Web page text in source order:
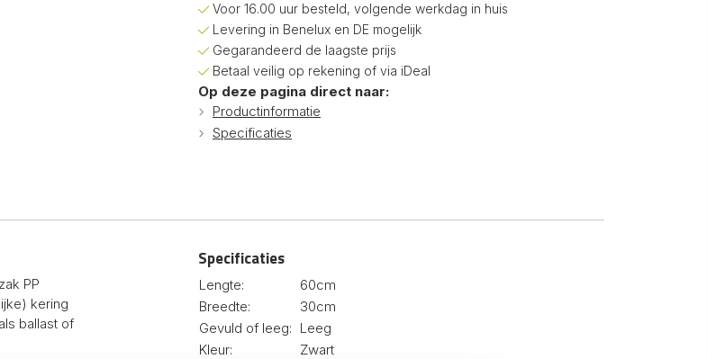
Voor 16.00 uur besteld, volgende werkdag in huis
Levering in Benelux en DE mogelijk
Gegarandeerd de laagste prijs
Betaal veilig op rekening of via iDeal
Op deze pagina direct naar:
Productinformatie
Specificaties
PP
kering
ballast of
Specificaties
Lengte:
60cm
Breedte:
30cm
Gevuld of leeg: Leeg
Kleur:
Zwart